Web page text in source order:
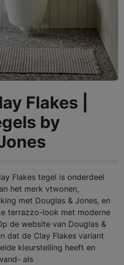
Flakes |
by
Flakes tegel is onderdeel
het merk vtwonen,
met Douglas & Jones, en
terrazzo-look met moderne
de website van Douglas &
dat de Clay Flakes variant
kleurstelling heeft en
als